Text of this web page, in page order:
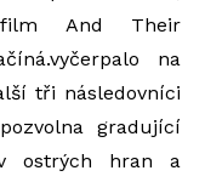
film And Their
na
tři následovníci
gradující
ostrých hran a